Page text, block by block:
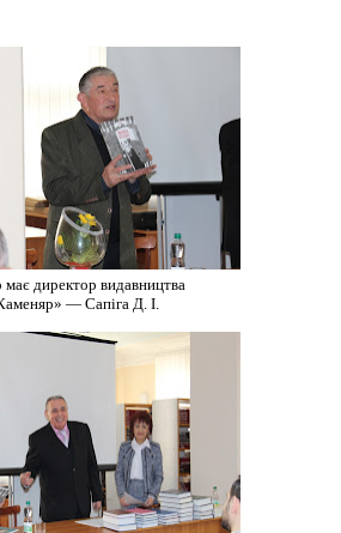
має директор видавництва
— Сапіга Д. І.